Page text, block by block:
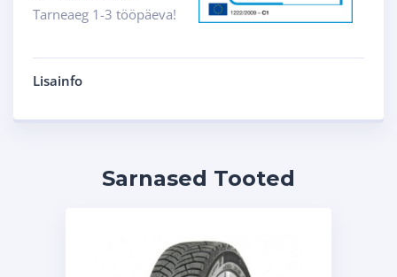
Tarneaeg 1-3 tööpäeva!
Lisainfo
Sarnased Tooted